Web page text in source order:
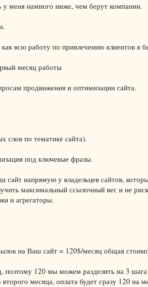
у меня намного ниже, чем берут компании.
всю работу по привлечению клиентов я
месяц работы
продвижения и оптимизации сайта.
слов по тематике сайта).
под ключевые фразы.
сайт напрямую у владельцев сайтов,
максимальный ссылочный вес и не
и агрегаторы.
на Ваш сайт = 120$/месяц общая
поэтому 120 мы можем разделить на 3
месяца, оплата будет сразу 120 на